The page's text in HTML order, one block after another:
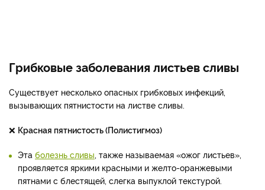
Грибковые заболевания листьев сливы
Существует несколько опасных грибковых инфекций,
вызывающих пятнистости на листве сливы.
❌ Красная пятнистость (Полистигмоз)
Эта болезнь сливы, также называемая «ожог листьев»,
проявляется яркими красными и желто-оранжевыми
пятнами с блестящей, слегка выпуклой текстурой.